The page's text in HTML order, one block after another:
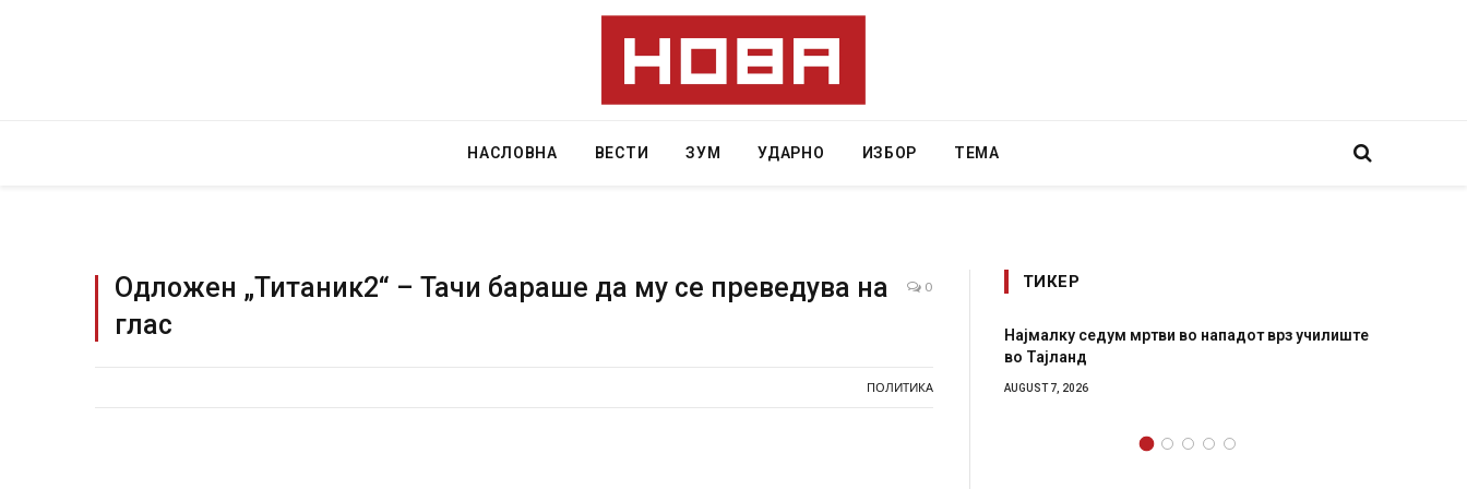
НАСЛОВНА ВЕСТИ ЗУМ УДАРНО ИЗБОР ТЕМА
Одложен „Титаник2“ – Тачи бараше да му се преведува на
глас
0
ПОЛИТИКА
ТИКЕР
Најмалку седум мртви во нападот врз училиште
СОЗИС: Украинците повеќе им веруваат